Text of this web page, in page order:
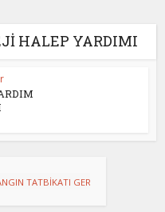
HALEP YARDIMI
GERÇEKLEŞTİRİLDİ